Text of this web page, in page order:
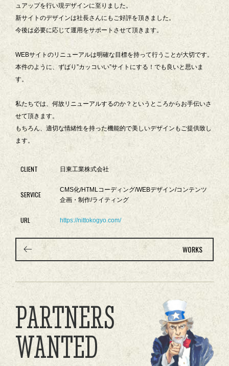
ュアップを行い現デザインに至りました。
新サイトのデザインは社長さんにもご好評を頂きました。
今後は必要に応じて運用をサポートさせて頂きます。
WEBサイトのリニューアルは明確な目標を持って行うことが大切です。
本件のように、ずばり”カッコいい”サイトにする！でも良いと思いま
す。
私たちでは、何故リニューアルするのか？というところからお手伝いさ
せて頂きます。
もちろん、適切な情緒性を持った機能的で美しいデザインもご提供致し
ます。
CLIENT 日東工業株式会社
SERVICE
CMS化/HTMLコーディング/WEBデザイン/コンテンツ
企画・制作/ライティング
URL https://nittokogyo.com/
WORKS
PARTNERS
WANTED